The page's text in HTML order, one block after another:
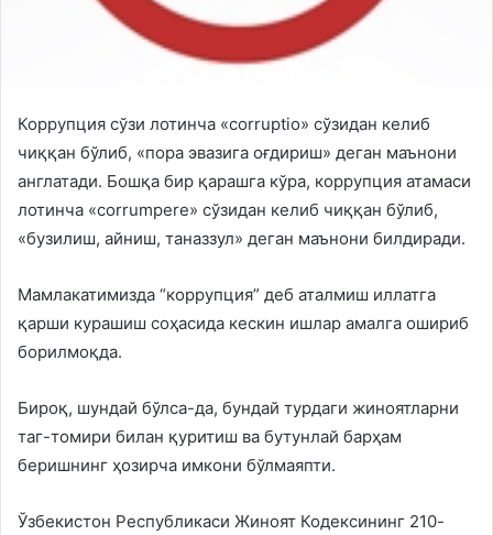
Коррупция сўзи лотинча «corruptio» сўзидан келиб
чиққан бўлиб, «пора эвазига оғдириш» деган маънони
англатади. Бошқа бир қарашга кўра, коррупция атамаси
лотинча «corrumpere» сўзидан келиб чиққан бўлиб,
«бузилиш, айниш, таназзул» деган маънони билдиради.
Мамлакатимизда “коррупция” деб аталмиш иллатга
қарши курашиш соҳасида кескин ишлар амалга ошириб
борилмоқда.
Бироқ, шундай бўлса-да, бундай турдаги жиноятларни
таг-томири билан қуритиш ва бутунлай барҳам
беришнинг ҳозирча имкони бўлмаяпти.
Ўзбекистон Республикаси Жиноят Кодексининг 210-